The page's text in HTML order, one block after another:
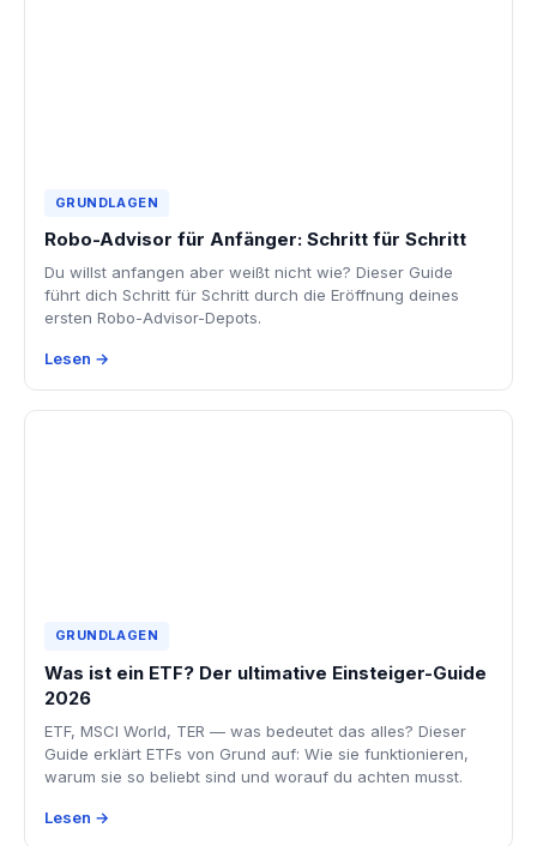
GRUNDLAGEN
Robo-Advisor für Anfänger: Schritt für Schritt
Du willst anfangen aber weißt nicht wie? Dieser Guide
führt dich Schritt für Schritt durch die Eröffnung deines
ersten Robo-Advisor-Depots.
Lesen →
GRUNDLAGEN
Was ist ein ETF? Der ultimative Einsteiger-Guide
2026
ETF, MSCI World, TER — was bedeutet das alles? Dieser
Guide erklärt ETFs von Grund auf: Wie sie funktionieren,
warum sie so beliebt sind und worauf du achten musst.
Lesen →